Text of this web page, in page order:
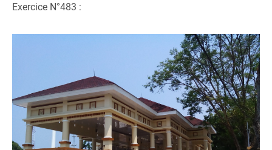
Exercice N°483 :